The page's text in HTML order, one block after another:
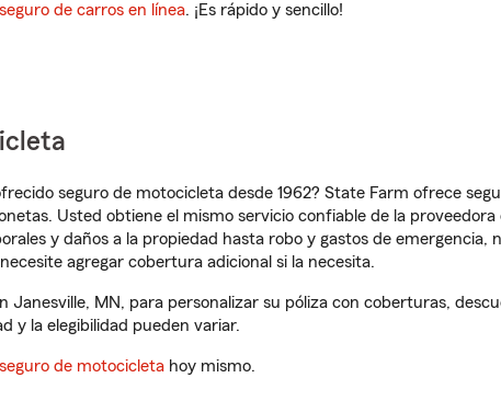
de carros en línea. ¡Es rápido y sencillo!
seguro de motocicleta desde 1962? State Farm ofrece
Usted obtiene el mismo servicio confiable de la proveedora
y daños a la propiedad hasta robo y gastos de emergencia,
agregar cobertura adicional si la necesita.
Janesville, MN, para personalizar su póliza con coberturas,
y la elegibilidad pueden variar.
de motocicleta hoy mismo.